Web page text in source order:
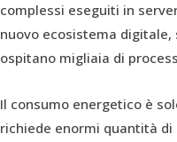
complessi eseguiti in
nuovo ecosistema
ospitano migliaia di
Il consumo energetico è
richiede enormi quantità